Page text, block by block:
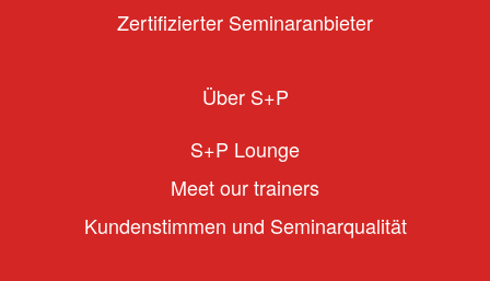
Zertifizierter Seminaranbieter
Über S+P
S+P Lounge
Meet our trainers
Kundenstimmen und Seminarqualität